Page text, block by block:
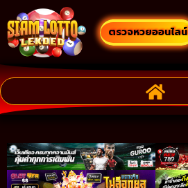
ตรวจหวยออนไลน์